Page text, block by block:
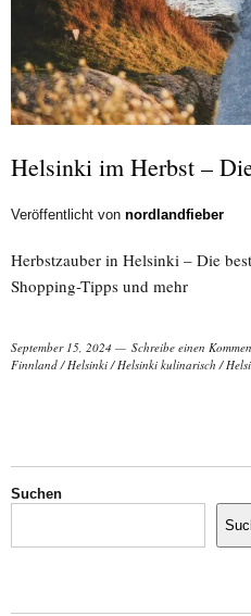
Helsinki im Herbst –
Veröffentlicht von nordlandfieber
Herbstzauber in Helsinki – Die
Shopping-Tipps und mehr
September 15, 2024
Schreibe einen
Finnland/Helsinki/Helsinki kulinarisch /
Suchen